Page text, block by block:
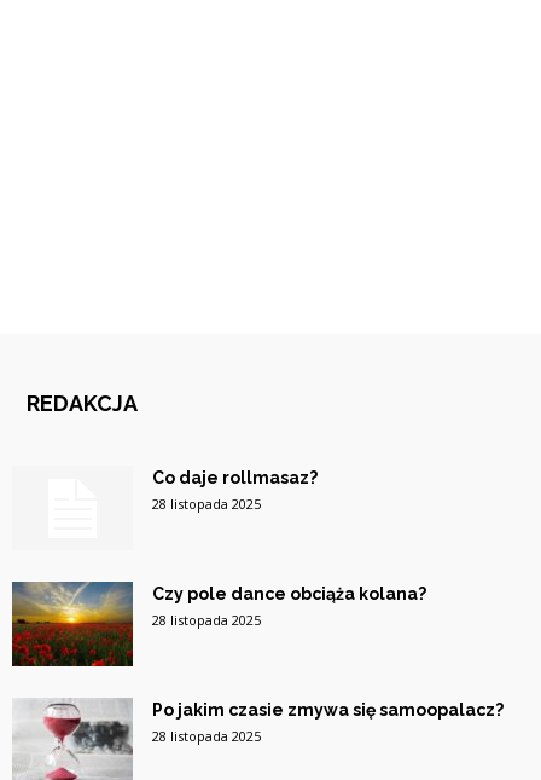
REDAKCJA
Co daje rollmasaz?
28 listopada 2025
Czy pole dance obciąża kolana?
28 listopada 2025
Po jakim czasie zmywa się samoopalacz?
28 listopada 2025